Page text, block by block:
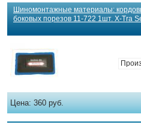
Шиномонтажные материалы:
боковых порезов 11-722 1шт. X-Tra
Цена: 360 руб.